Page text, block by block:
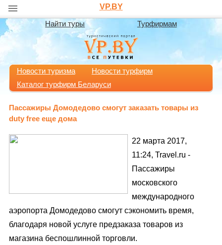
VP.BY
Найти туры Турфирмам
Новости туризма
Новости турфирм
Каталог турфирм Беларуси
Пассажиры Домодедово смогут заказать товары из
duty free еще дома
22 марта 2017,
11:24, Travel.ru -
Пассажиры
московского
международного
аэропорта Домодедово смогут сэкономить время,
благодаря новой услуге предзаказа товаров из
магазина беспошлинной торговли.